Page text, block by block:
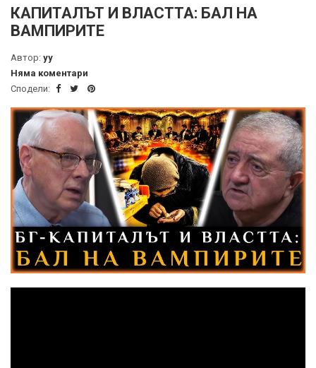
КАПИТАЛЪТ И ВЛАСТТА: БАЛ НА
ВАМПИРИТЕ
Автор: yy
Няма коментари
Сподели: